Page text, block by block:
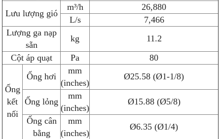
Lưu lượng gió
m³/h
26,880
L/s
7,466
Lượng ga nạp
sẵn
kg
11.2
Cột áp quạt
Pa 80
Ống
kết
nối
Ống hơi
mm
(inches)
Ø25.58 (Ø1-1/8)
Ống lỏng
mm
(inches)
Ø15.88 (Ø5/8)
Ống cân
bằng
mm
(inches)
Ø6.35 (Ø1/4)